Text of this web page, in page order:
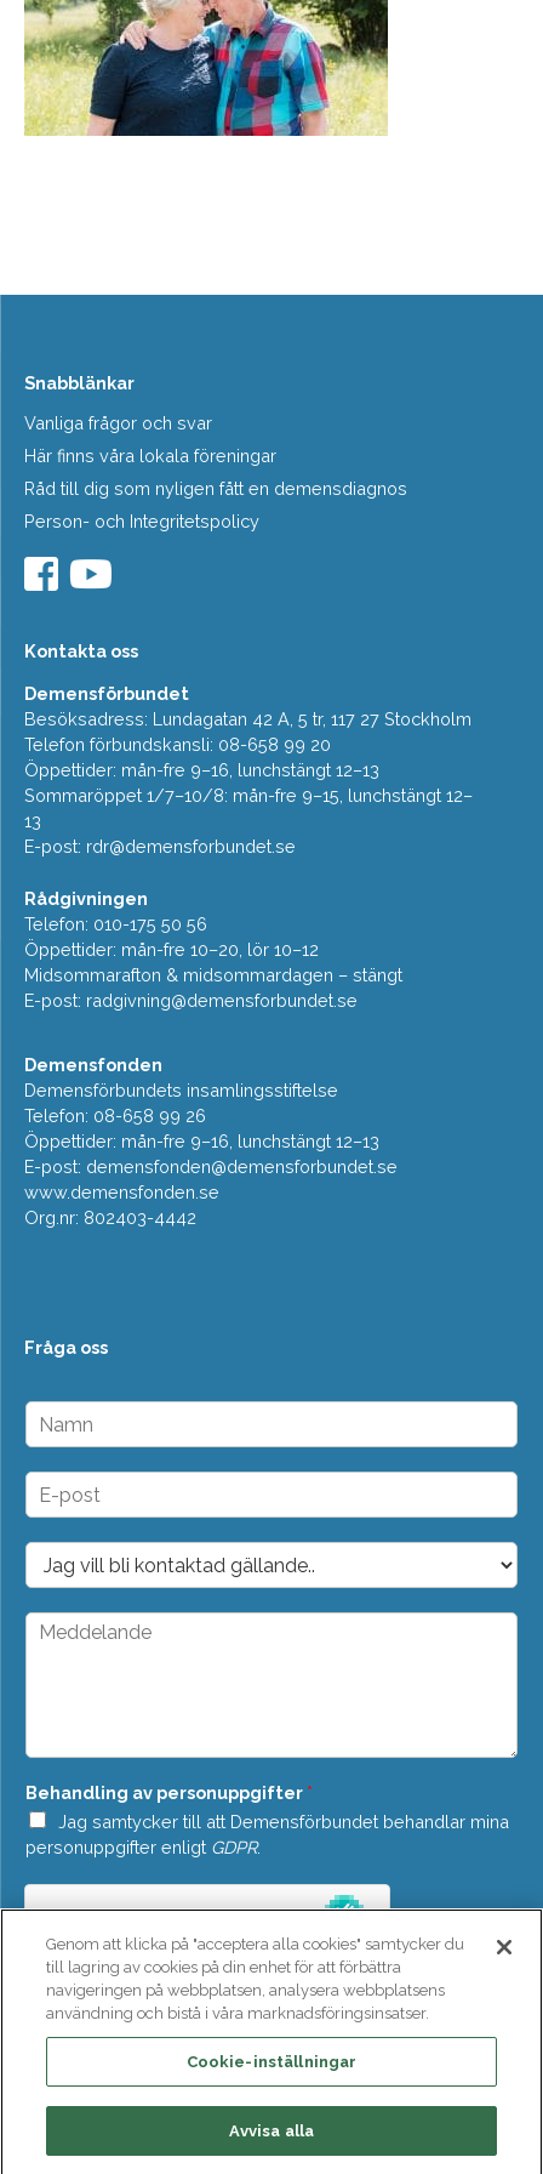
Snabblänkar
Vanliga frågor och svar
Här finns våra lokala föreningar
Råd till dig som nyligen fått en demensdiagnos
Person- och Integritetspolicy
Kontakta oss
Demensförbundet
Besöksadress: Lundagatan 42 A, 5 tr, 117 27 Stockholm
Telefon förbundskansli: 08-658 99 20
Öppettider: mån-fre 9–16, lunchstängt 12–13
Sommaröppet 1/7–10/8: mån-fre 9–15, lunchstängt 12–
13
E-post: rdr@demensforbundet.se
Rådgivningen
Telefon: 010-175 50 56
Öppettider: mån-fre 10–20, lör 10–12
Midsommarafton & midsommardagen – stängt
E-post: radgivning@demensforbundet.se
Demensfonden
Demensförbundets insamlingsstiftelse
Telefon: 08-658 99 26
Öppettider: mån-fre 9–16, lunchstängt 12–13
E-post: demensfonden@demensforbundet.se
www.demensfonden.se
Org.nr: 802403-4442
Fråga oss
N
m
n
E
p
o
t
*
D
o
p
M
a
d
e
*
Behandling av personuppgifter *
Jag samtycker till att Demensförbundet behandlar mina
personuppgifter enligt GDPR.
SKICKA
Genom att klicka på "acceptera alla cookies" samtycker du
till lagring av cookies på din enhet för att förbättra
navigeringen på webbplatsen, analysera webbplatsens
användning och bistå i våra marknadsföringsinsatser.
Cookie-inställningar
Avvisa alla